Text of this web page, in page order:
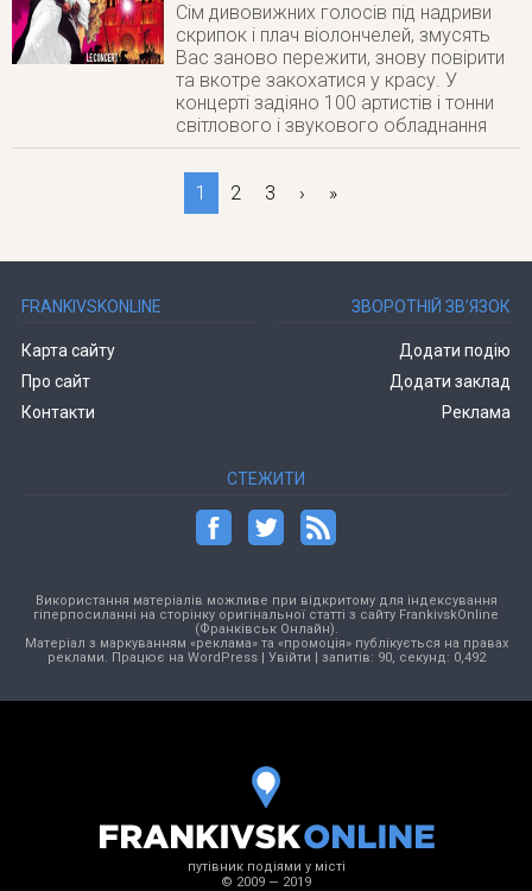
Сім дивовижних голосів під надриви
скрипок і плач віолончелей, змусять
Вас заново пережити, знову повірити
та вкотре закохатися у красу. У
концерті задіяно 100 артистів і тонни
світлового і звукового обладнання
1 2 3 › »
FRANKIVSKONLINE
Карта сайту
Про сайт
Контакти
ЗВОРОТНІЙ ЗВ’ЯЗОК
Додати подію
Додати заклад
Реклама
СТЕЖИТИ
Використання матеріалів можливе при відкритому для індексування
гіперпосиланні на сторінку оригінальної статті з сайту FrankivskOnline
(Франківськ Онлайн).
Матеріал з маркуванням «реклама» та «промоція» публікується на правах
реклами. Працює на WordPress| Увійти | запитів: 90, секунд: 0,492
путівник подіями у місті
© 2009 — 2019